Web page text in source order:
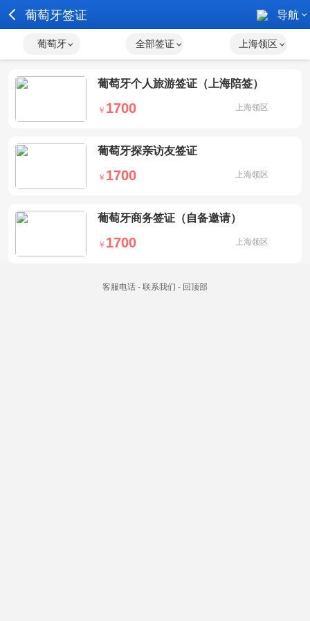
葡萄牙签证 导航
受理范围：上海领区： 安徽全省; 江苏全省; 上海; 浙江全省
葡萄牙个人旅游签证（上海陪签）
上海领区
￥ 1700
葡萄牙探亲访友签证
上海领区
￥ 1700
葡萄牙商务签证（自备邀请）
上海领区
￥ 1700
葡萄牙 全部签证 上海领区
客服电话 - 联系我们 - 回顶部